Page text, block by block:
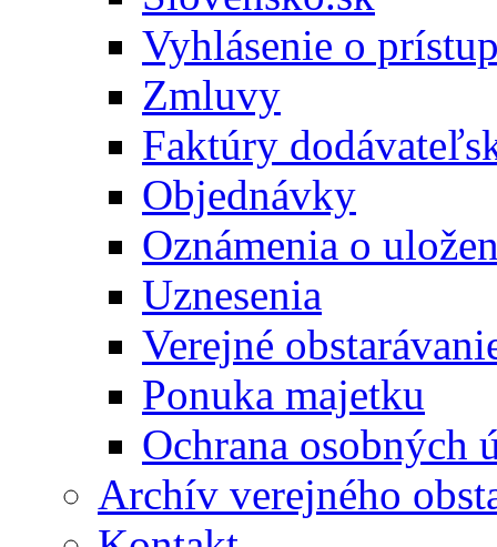
Vyhlásenie o
Zmluvy
Faktúry
Objednávky
Oznámenia o
Uznesenia
Verejné
Ponuka majetku
Ochrana osobných
Archív verejného